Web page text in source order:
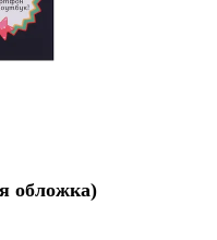
обложка)